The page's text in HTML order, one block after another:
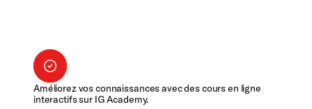
Améliorez vos connaissances avec des cours en ligne
interactifs sur IG Academy.